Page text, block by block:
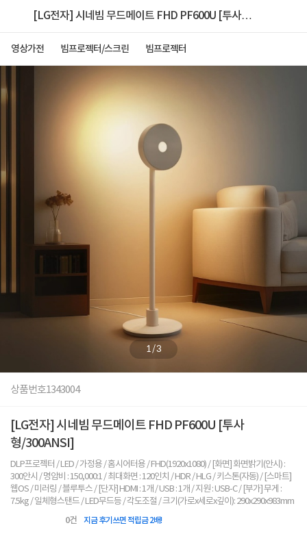
[LG전자] 시네빔 무드메이트 FHD PF600U [투사
영상가전 빔프로젝터/스크린 빔프로젝터
1/3
상품번호1343004
[LG전자] 시네빔 무드메이트 FHD PF600U [투사
형/300ANSI]
DLP프로젝터 / LED / 가정용 / 홈시어터용 / FHD(1920x1080) / [화면] 화면밝기(안시) :
300안시 / 명암비 : 150,000:1 / 최대화면 : 120인치 / HDR / HLG / 키스톤(자동) / [스마트]
웹OS / 미러링 / 블루투스 / [단자] HDMI : 1개 / USB : 1개 / 지원 : USB-C / [부가] 무게 :
7.5kg / 일체형스탠드 / LED무드등 / 각도조절 / 크기(가로x세로x깊이): 290x290x983mm
0건 지금 후기쓰면 적립금 2배!